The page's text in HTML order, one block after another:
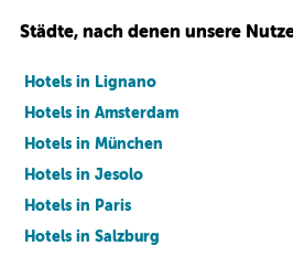
Städte, nach denen unsere
Hotels in Lignano
Hotels in Amsterdam
Hotels in München
Hotels in Jesolo
Hotels in Paris
Hotels in Salzburg